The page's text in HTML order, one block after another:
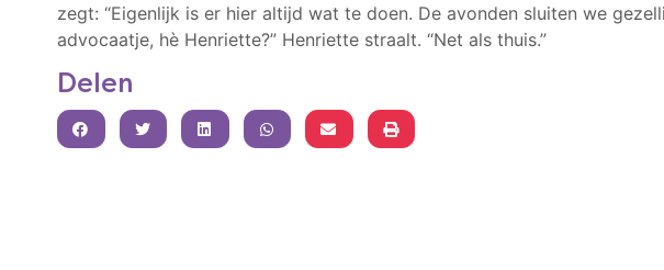
zegt: “Eigenlijk is er hier altijd wat te doen. De avonden sluiten we
advocaatje, hè Henriette?” Henriette straalt. “Net als thuis.”
Delen
FACEBOOKTWITTERLINKEDINWHATSAPP